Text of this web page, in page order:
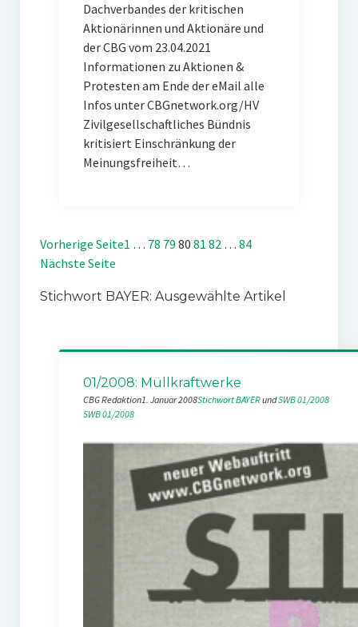
Dachverbandes der kritischen
Aktionärinnen und Aktionäre und
der CBG vom 23.04.2021
Informationen zu Aktionen &
Protesten am Ende der eMail alle
Infos unter CBGnetwork.org/HV
Zivilgesellschaftliches Bündnis
kritisiert Einschränkung der
Meinungsfreiheit…
Vorherige Seite1 … 78 79 80 81 82 … 84
Nächste Seite
Stichwort BAYER: Ausgewählte Artikel
01/2008: Müllkraftwerke
CBG Redaktion1. Januar 2008Stichwort BAYER und SWB 01/2008
SWB 01/2008